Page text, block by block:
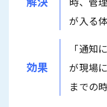
が入る
効果
「通知
が現場
までの